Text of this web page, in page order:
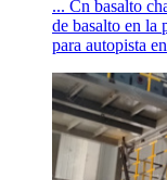
... Cn basalto
de basalto en la
para autopista